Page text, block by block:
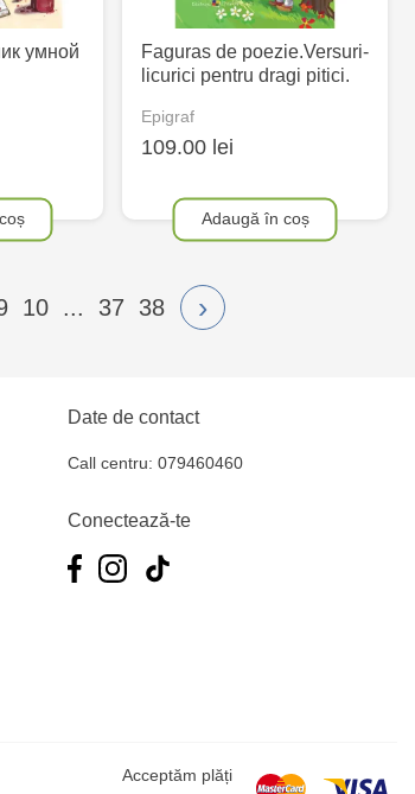
умной
Faguras de poezie.Versuri-
licurici pentru dragi pitici.
Epigraf
109.00 lei
Adaugă în coș
10 ... 37 38 ›
Date de contact
Call centru: 079460460
Conectează-te
Acceptăm plăți